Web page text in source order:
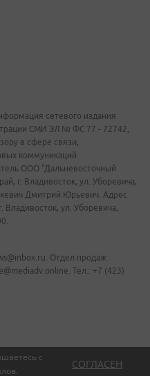
с
.
СОГЛАСЕН
сетевого издания
СМИ ЭЛ № ФС 77 - 72742,
в сфере связи,
коммуникаций
ООО "Дальневосточный
г. Владивосток, ул. Уборевича,
Дмитрий Юрьевич. Адрес
Владивосток, ул. Уборевича,
Отдел продаж
Тел.: +7 (423)